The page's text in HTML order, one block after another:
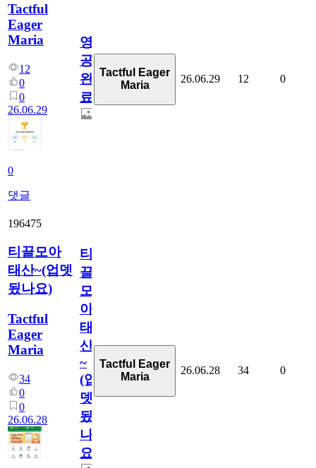
Tactful
Eager
Maria
12
0
0
26.06.29
0
댓글
영
공
완
료
Tactful Eager
Maria
26.06.29 12 0
196475
티끌모아
태산~(업뎃
됬나요)
Tactful
Eager
Maria
34
0
0
26.06.28
티
끌
모
아
태
산
~
(업
뎃
됬
나
요)
Tactful Eager
Maria
26.06.28 34 0